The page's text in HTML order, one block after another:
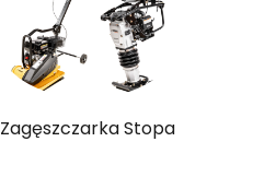
Zagęszczarka Stopa